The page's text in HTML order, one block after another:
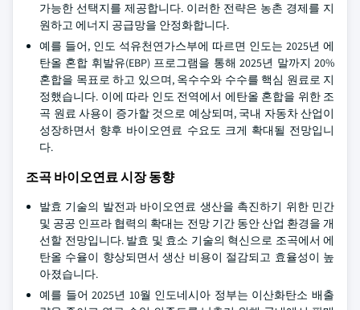
가능한 선택지를 제공합니다. 이러한 전략은 농촌 경제를 지
원하고 에너지 공급망을 안정화합니다.
예를 들어, 인도 석유천연가스부에 따르면 인도는 2025년 에
탄올 혼합 휘발유(EBP) 프로그램을 통해 2025년 말까지 20%
혼합을 목표로 하고 있으며, 옥수수와 수수를 핵심 원료로 지
정했습니다. 이에 따라 인도 전역에서 에탄올 혼합을 위한 조
곡 원료 사용이 증가할 것으로 예상되며, 국내 자동차 산업이
성장하면서 향후 바이오연료 수요도 크게 확대될 전망입니
다.
조곡 바이오연료 시장 동향
발효 기술의 발전과 바이오연료 생산을 촉진하기 위한 민간
및 공공 인프라 협력의 확대는 전망 기간 동안 산업 환경을 개
선할 전망입니다. 발효 및 효소 기술의 혁신으로 조곡에서 에
탄올 수율이 향상되면서 생산 비용이 절감되고 효율성이 높
아졌습니다.
예를 들어 2025년 10월 인도네시아 정부는 이산화탄소 배출